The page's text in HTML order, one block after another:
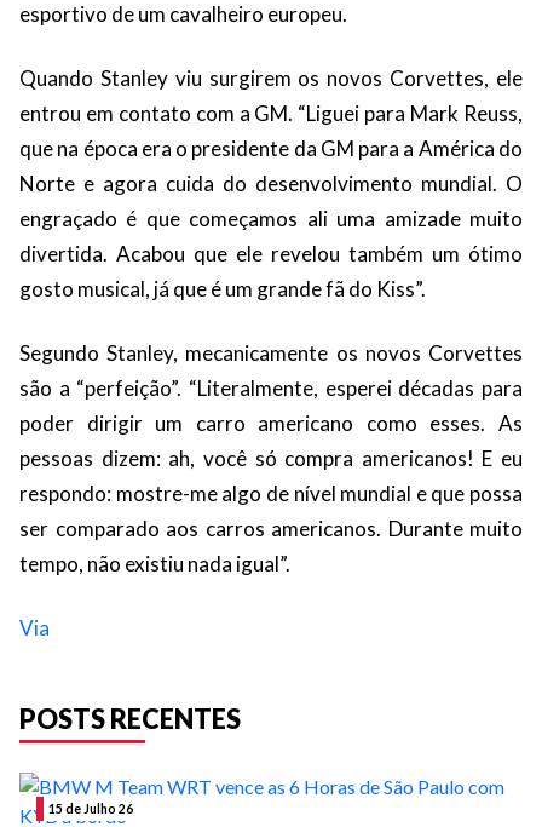
esportivo de um cavalheiro europeu.
Quando Stanley viu surgirem os novos Corvettes, ele
entrou em contato com a GM. “Liguei para Mark Reuss,
que na época era o presidente da GM para a América do
Norte e agora cuida do desenvolvimento mundial. O
engraçado é que começamos ali uma amizade muito
divertida. Acabou que ele revelou também um ótimo
gosto musical, já que é um grande fã do Kiss”.
Segundo Stanley, mecanicamente os novos Corvettes
são a “perfeição”. “Literalmente, esperei décadas para
poder dirigir um carro americano como esses. As
pessoas dizem: ah, você só compra americanos! E eu
respondo: mostre-me algo de nível mundial e que possa
ser comparado aos carros americanos. Durante muito
tempo, não existiu nada igual”.
Via
POSTS RECENTES
15 de Julho 26